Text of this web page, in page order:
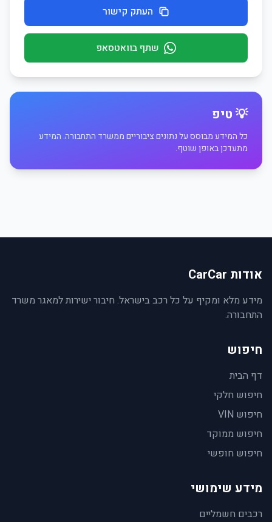
העתק קישור
שתף בוואטסאפ
💡 טיפ
כל המידע מבוסס על נתונים ציבוריים ממשרד התחבורה. המידע
מתעדכן באופן שוטף.
אודות CarCar
מידע מלא ומקיף על כל רכב בישראל. חיבור ישירות למאגר משרד
התחבורה.
חיפוש
דף הבית
חיפוש חלקי
חיפוש VIN
חיפוש ממוקד
חיפוש חופשי
מידע שימושי
רכבים חשמליים